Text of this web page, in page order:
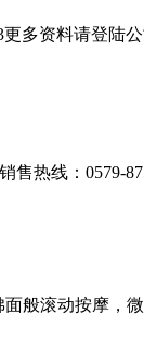
更多资料请登陆
热线：0579-
般滚动按摩，